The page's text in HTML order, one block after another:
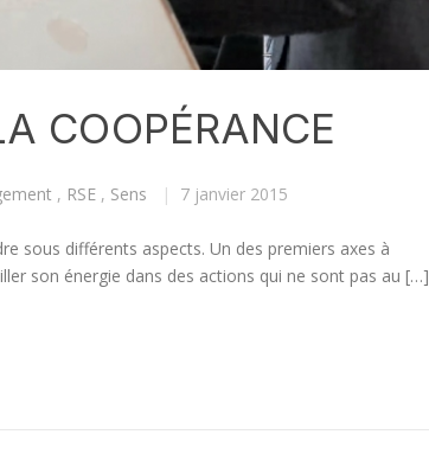
COOPÉRANCE
, RSE , Sens | 7 janvier 2015
sous différents aspects. Un des premiers axes à
son énergie dans des actions qui ne sont pas au […]